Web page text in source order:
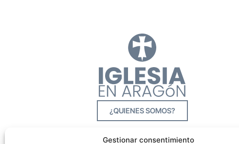
Gestionar consentimiento
¿QUIENES SOMOS?